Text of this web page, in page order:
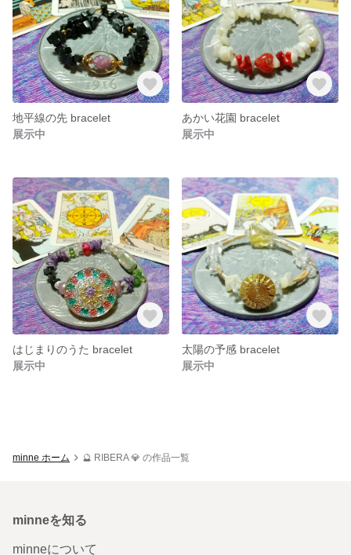
地平線の先 bracelet
展示中
あかい花園 bracelet
展示中
はじまりのうた bracelet
展示中
太陽の予感 bracelet
展示中
minne ホーム 🔮 RIBERA 💎 の作品一覧
minneを知る
minneについて